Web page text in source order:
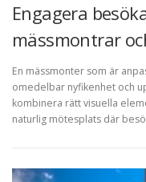
Engagera
mässmontrar
En mässmonter som är
omedelbar nyfikenhet och
kombinera rätt visuella
naturlig mötesplats där